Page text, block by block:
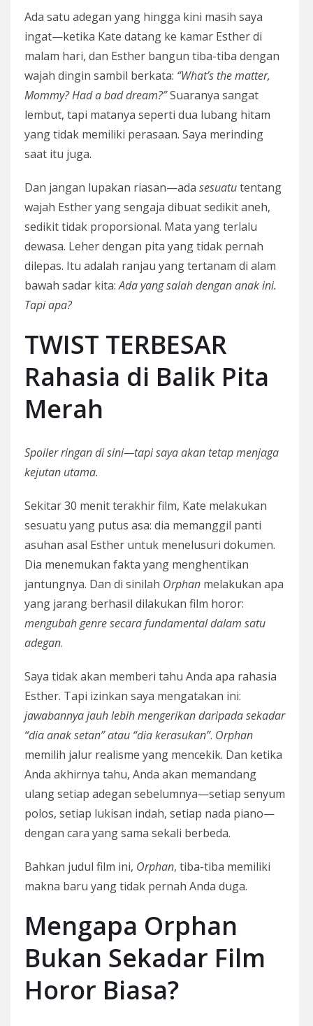
Ada satu adegan yang hingga kini masih saya
ingat—ketika Kate datang ke kamar Esther di
malam hari, dan Esther bangun tiba-tiba dengan
wajah dingin sambil berkata: “What’s the matter,
Mommy? Had a bad dream?”Suaranya sangat
lembut, tapi matanya seperti dua lubang hitam
yang tidak memiliki perasaan. Saya merinding
saat itu juga.
Dan jangan lupakan riasan—ada sesuatutentang
wajah Esther yang sengaja dibuat sedikit aneh,
sedikit tidak proporsional. Mata yang terlalu
dewasa. Leher dengan pita yang tidak pernah
dilepas. Itu adalah ranjau yang tertanam di alam
bawah sadar kita:Ada yang salah dengan anak ini.
Tapi apa?
TWIST TERBESAR
Rahasia di Balik Pita
Merah
Spoiler ringan di sini—tapi saya akan tetap menjaga
kejutan utama.
Sekitar 30 menit terakhir film, Kate melakukan
sesuatu yang putus asa: dia memanggil panti
asuhan asal Esther untuk menelusuri dokumen.
Dia menemukan fakta yang menghentikan
jantungnya. Dan di sinilah Orphan melakukan apa
yang jarang berhasil dilakukan film horor:
mengubah genre secara fundamental dalam satu
adegan.
Saya tidak akan memberi tahu Anda apa rahasia
Esther. Tapi izinkan saya mengatakan ini:
jawabannya jauh lebih mengerikan daripada sekadar
“dia anak setan” atau “dia kerasukan”. Orphan
memilih jalur realisme yang mencekik. Dan ketika
Anda akhirnya tahu, Anda akan memandang
ulang setiap adegan sebelumnya—setiap senyum
polos, setiap lukisan indah, setiap nada piano—
dengan cara yang sama sekali berbeda.
Bahkan judul film ini, Orphan, tiba-tiba memiliki
makna baru yang tidak pernah Anda duga.
Mengapa Orphan
Bukan Sekadar Film
Horor Biasa?